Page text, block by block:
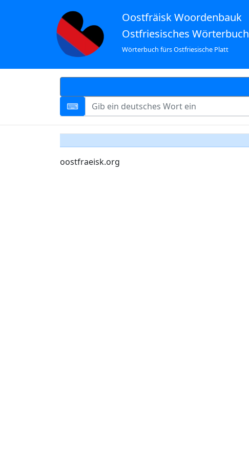
Oostfräisk Woordenbauk
Ostfriesisches Wörterbuch
Wörterbuch fürs Ostfriesische Platt
oostfraeisk.org